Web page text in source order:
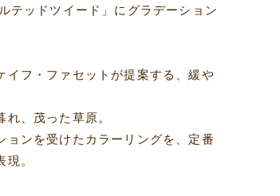
ッドツイード」にグラデーション
イフ・ファセットが提案する、緩や
、茂った草原。
ョンを受けたカラーリングを、定番
。